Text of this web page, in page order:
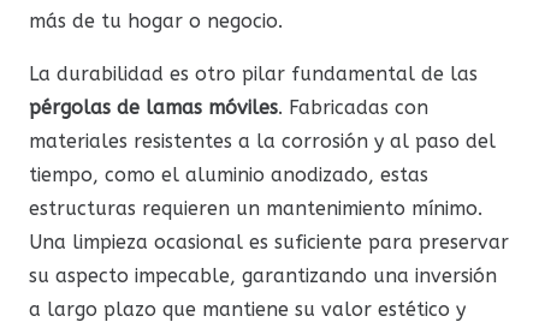
más de tu hogar o negocio.
La durabilidad es otro pilar fundamental de las
pérgolas de lamas móviles. Fabricadas con
materiales resistentes a la corrosión y al paso del
tiempo, como el aluminio anodizado, estas
estructuras requieren un mantenimiento mínimo.
Una limpieza ocasional es suficiente para preservar
su aspecto impecable, garantizando una inversión
a largo plazo que mantiene su valor estético y